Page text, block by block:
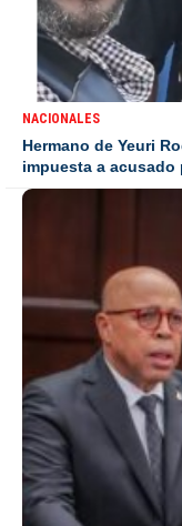
NACIONALES
Hermano de Yeuri
impuesta a